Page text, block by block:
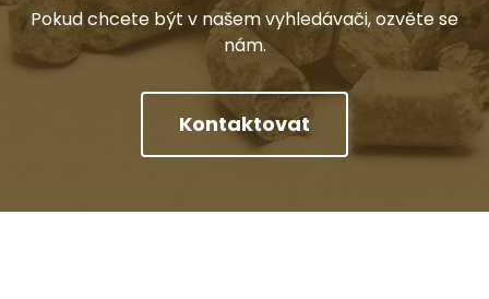
Pokud chcete být v našem vyhledávači, ozvěte se
nám.
Kontaktovat